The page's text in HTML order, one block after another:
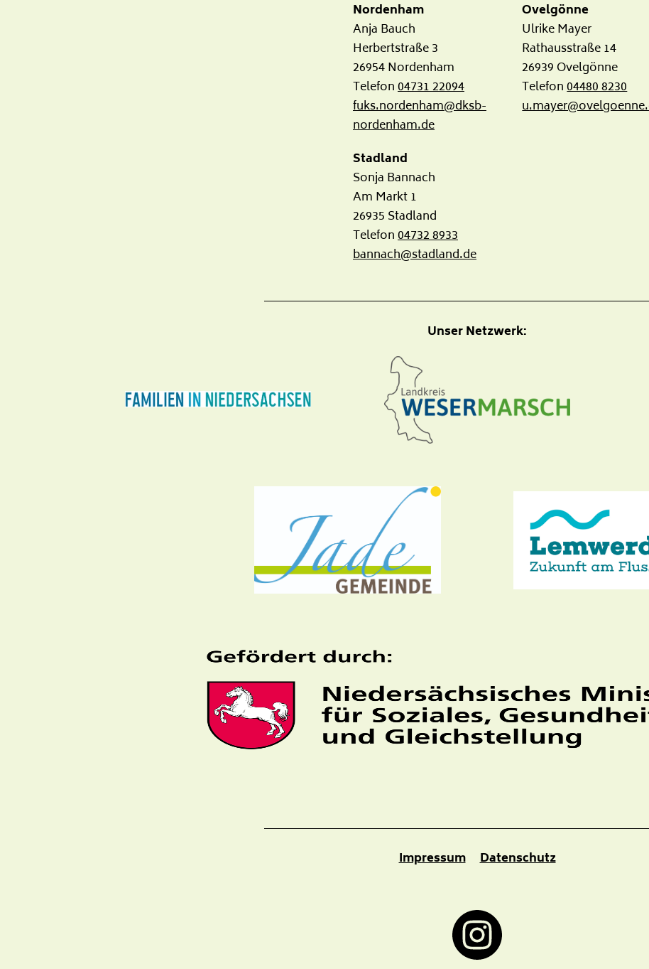
Nordenham
Anja Bauch
Herbertstraße 3
26954 Nordenham
Telefon04731 22094
fuks.nordenham@dksb-
nordenham.de
Ovelgönne
Ulrike Mayer
Rathausstraße 14
26939 Ovelgönne
Telefon04480 8230
Stadland
Sonja Bannach
Am Markt 1
26935 Stadland
Telefon04732 8933
bannach@stadland.de
Unser Netzwerk:
Impressum Datenschutz